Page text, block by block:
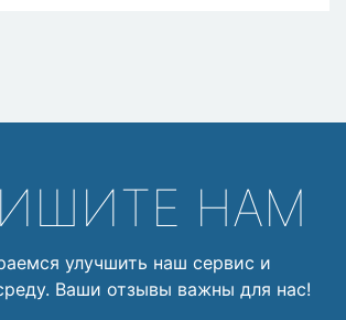
НАМ
улучшить наш сервис и
Ваши отзывы важны для нас!